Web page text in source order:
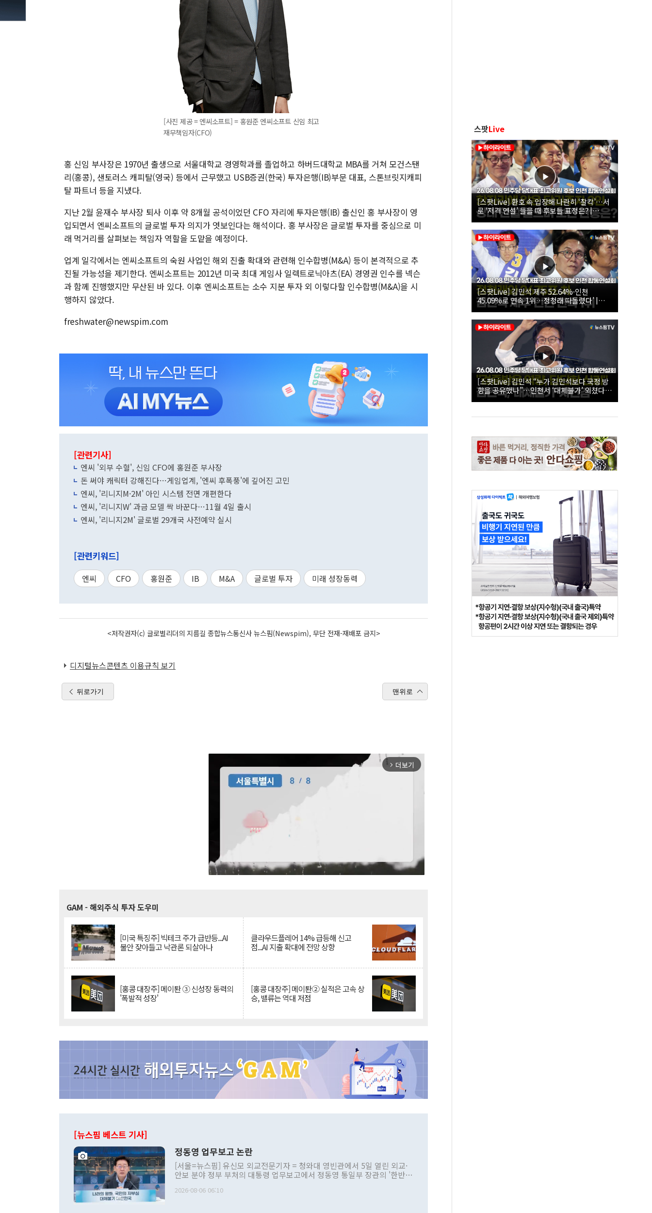
[사진 제공 = 엔씨소프트] = 홍원준 엔씨소프트 신임 최고
재무책임자(CFO)
홍 신임 부사장은 1970년 출생으로 서울대학교 경영학과를 졸업하고 하버드대학교 MBA를 거쳐 모건스탠
리(홍콩), 샌토러스 캐피탈(영국) 등에서 근무했고 USB증권(한국) 투자은행(IB)부문 대표, 스톤브릿지캐피
탈 파트너 등을 지냈다.
지난 2월 윤재수 부사장 퇴사 이후 약 8개월 공석이었던 CFO 자리에 투자은행(IB) 출신인 홍 부사장이 영
입되면서 엔씨소프트의 글로벌 투자 의지가 엿보인다는 해석이다. 홍 부사장은 글로벌 투자를 중심으로 미
래 먹거리를 살펴보는 책임자 역할을 도맡을 예정이다.
업계 일각에서는 엔씨소프트의 숙원 사업인 해외 진출 확대와 관련해 인수합병(M&A) 등이 본격적으로 추
진될 가능성을 제기한다. 엔씨소프트는 2012년 미국 최대 게임사 일렉트로닉아츠(EA) 경영권 인수를 넥슨
과 함께 진행했지만 무산된 바 있다. 이후 엔씨소프트는 소수 지분 투자 외 이렇다할 인수합병(M&A)을 시
행하지 않았다.
freshwater@newspim.com
[관련기사]
엔씨 '외부 수혈', 신임 CFO에 홍원준 부사장
돈 써야 캐릭터 강해진다…게임업계, '엔씨 후폭풍'에 깊어진 고민
엔씨, '리니지M·2M' 아인 시스템 전면 개편한다
엔씨, '리니지W' 과금 모델 싹 바꾼다…11월 4일 출시
엔씨, '리니지2M' 글로벌 29개국 사전예약 실시
[관련키워드]
엔씨 CFO 홍원준 IB M&A 글로벌 투자 미래 성장동력
<저작권자(c) 글로벌리더의 지름길 종합뉴스통신사 뉴스핌(Newspim), 무단 전재-재배포 금지>
디지털뉴스콘텐츠 이용규칙 보기
뒤로가기 맨위로
arrow_forward_ios 더보기
GAM - 해외주식 투자 도우미
[미국 특징주] 빅테크 주가 급반등...AI
불안 잦아들고 낙관론 되살아나
클라우드플레어 14% 급등해 신고
점...AI 지출 확대에 전망 상향
[홍콩 대장주] 메이퇀 ③ 신성장 동력의
'폭발적 성장'
[홍콩 대장주] 메이퇀② 실적은 고속 상
승, 밸류는 역대 저점
[뉴스핌 베스트 기사]
정동영 업무보고 논란
[서울=뉴스핌] 유신모 외교전문기자 = 청와대 영빈관에서 5일 열린 외교·
안보 분야 정부 부처의 대통령 업무보고에서 정동영 통일부 장관의 '한반도
발언 중에는 정부 내 조율을 거치지 않은 사안을 정책으로 추진하겠다고 공
2026-08-06 06:10
스팟Live
[스팟Live] 환호 속 입장해 나란히 ‘찰칵’…서
로 ‘저격 연설’ 들을 때 후보들 표정은? |
26.08.08 더불어민주당 당대표·최고위원 후
보 인천 합동연설회
[스팟Live] 김민석 제주 52.64%·인천
45.09%로 연속 1위…정청래 따돌렸다’ |
26.08.08 더불어민주당 당대표·최고위원 후
보 인천 합동연설회
[스팟Live] 김민석 “누가 김민석보다 국정 방
향을 공유했나”…인천서 ‘대체불가’ 외쳤다 |
26.08.08 더불어민주당 당대표·최고위원 후